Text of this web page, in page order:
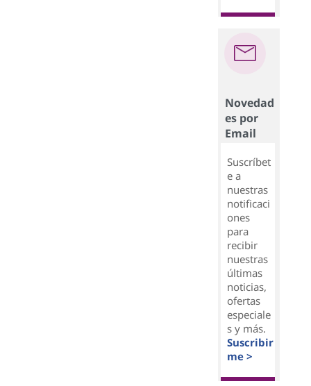
Novedad
es por
Email
Suscríbet
e a
nuestras
notificaci
ones
para
recibir
nuestras
últimas
noticias,
ofertas
especiale
s y más.
Suscribir
me >